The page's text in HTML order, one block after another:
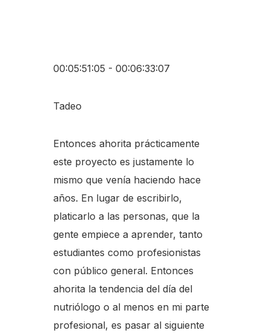
00:05:51:05 - 00:06:33:07
Tadeo
Entonces ahorita prácticamente
este proyecto es justamente lo
mismo que venía haciendo hace
años. En lugar de escribirlo,
platicarlo a las personas, que la
gente empiece a aprender, tanto
estudiantes como profesionistas
con público general. Entonces
ahorita la tendencia del día del
nutriólogo o al menos en mi parte
profesional, es pasar al siguiente